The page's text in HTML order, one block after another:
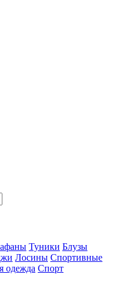
Туники Блузы
Лосины Спортивные
одежда Спорт